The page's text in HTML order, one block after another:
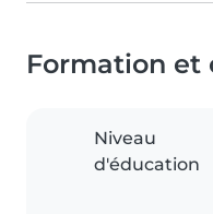
Formation et
Niveau
d'éducation